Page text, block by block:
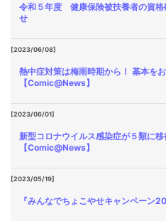
令和５年度 健康保険被扶養者の資格
せ
[2023/06/08]
熱中症対策は梅雨時期から！ 基本を
【Comic@News】
[2023/06/01]
新型コロナウイルス感染症が５類に
【Comic@News】
[2023/05/19]
『みんなでちょこやせキャンペーン